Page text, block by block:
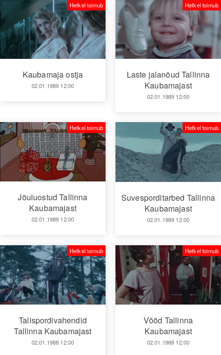
Kaubamaja ostja
02.01.1989 12:00
Hetkel toimub
Laste jalanõud Tallinna
Kaubamajast
02.01.1989 12:00
Hetkel toimub
Jõuluostud Tallinna
Kaubamajast
02.01.1989 12:00
Hetkel toimub
Suvesporditarbed Tallinna
Kaubamajast
02.01.1989 12:00
Hetkel toimub
Talispordivahendid
Tallinna Kaubamajast
02.01.1988 12:00
Hetkel toimub
Vööd Tallinna
Kaubamajast
02.01.1988 12:00
Hetkel toimub